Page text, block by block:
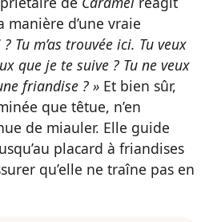
d’une vraie
Tu m’as trouvée ici. Tu veux
que je te suive ? Tu ne veux
friandise ? » Et bien sûr,
que têtue, n’en
de miauler. Elle guide
placard à friandises
qu’elle ne traîne pas en